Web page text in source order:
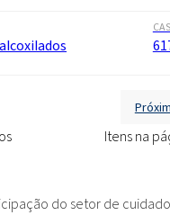
Itens na
do setor de